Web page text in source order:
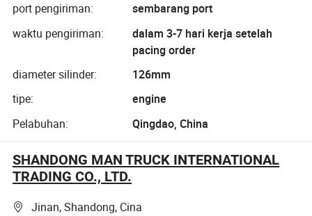
port pengiriman:
sembarang port
waktu pengiriman:
dalam 3-7 hari kerja setelah
pacing order
diameter silinder:
126mm
tipe:
engine
Pelabuhan:
Qingdao, China
SHANDONG MAN TRUCK INTERNATIONAL
TRADING CO., LTD.
Jinan, Shandong, Cina